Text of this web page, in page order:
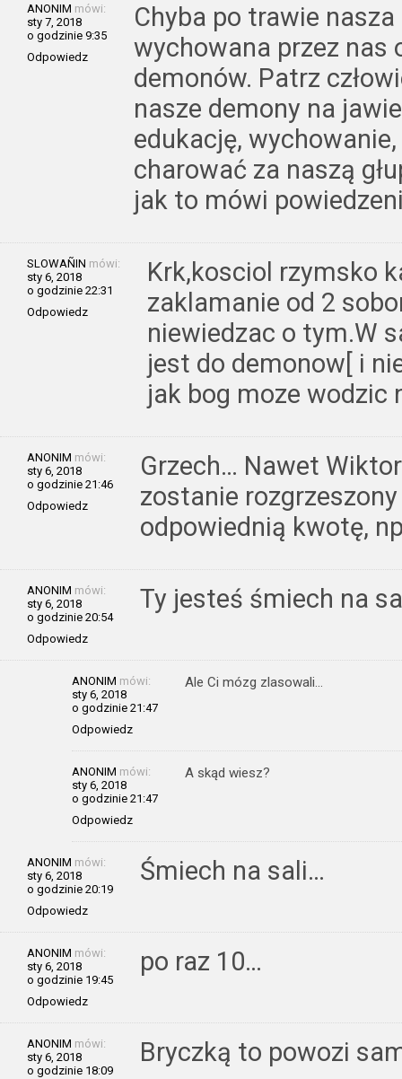
ANONIM mówi:
sty 7, 2018
o godzinie 9:35
Odpowiedz
Chyba po trawie nasza
wychowana przez nas
demonów. Patrz
nasze demony na
edukację,
charować za naszą
jak to mówi
SLOWAÑIN mówi:
sty 6, 2018
o godzinie 22:31
Odpowiedz
Krk,kosciol rzymsko
zaklamanie od 2
niewiedzac o tym.W
jest do demonow[ i
jak bog moze wodzic
ANONIM mówi:
sty 6, 2018
o godzinie 21:46
Odpowiedz
Grzech… Nawet
zostanie
odpowiednią kwotę,
ANONIM mówi:
sty 6, 2018
o godzinie 20:54
Odpowiedz
Ty jesteś śmiech na
ANONIM mówi:
sty 6, 2018
o godzinie 21:47
Odpowiedz
Ale Ci mózg zlasowali…
ANONIM mówi:
sty 6, 2018
o godzinie 21:47
Odpowiedz
A skąd wiesz?
ANONIM mówi:
sty 6, 2018
o godzinie 20:19
Odpowiedz
Śmiech na sali…
ANONIM mówi:
sty 6, 2018
o godzinie 19:45
Odpowiedz
po raz 10…
ANONIM mówi:
sty 6, 2018
o godzinie 18:09
Bryczką to powozi